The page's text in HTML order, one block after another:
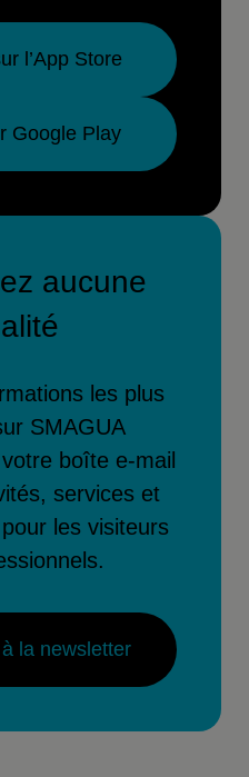
l’App Store
Google Play
aucune
les plus
SMAGUA
boîte e-mail
services et
les visiteurs
la newsletter